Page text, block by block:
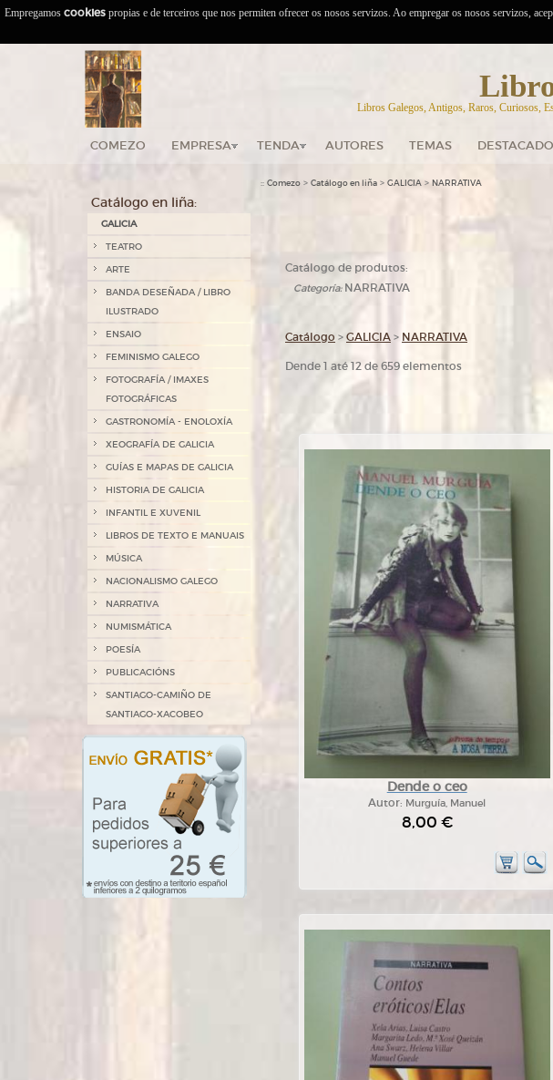
Libros Galegos, Antigos, Raros, Curiosos,
COMEZO EMPRESA TENDA AUTORES TEMAS
Catálogo en liña:
GALICIA
TEATRO
ARTE
BANDA DESEÑADA / LIBRO
ILUSTRADO
ENSAIO
FEMINISMO GALEGO
FOTOGRAFÍA / IMAXES
FOTOGRÁFICAS
GASTRONOMÍA - ENOLOXÍA
XEOGRAFÍA DE GALICIA
GUÍAS E MAPAS DE GALICIA
HISTORIA DE GALICIA
INFANTIL E XUVENIL
LIBROS DE TEXTO E MANUAIS
MÚSICA
NACIONALISMO GALEGO
NARRATIVA
NUMISMÁTICA
POESÍA
PUBLICACIÓNS
SANTIAGO-CAMIÑO DE
SANTIAGO-XACOBEO
:: Comezo > Catálogo en liña > GALICIA > NARRATIVA
Catálogo de produtos:
Categoría:NARRATIVA
Catálogo > GALICIA > NARRATIVA
Dende 1 até 12 de 659 elementos
Dende o ceo
Autor: Murguía, Manuel
8,00 €
Empregamos cookies propias e de terceiros que nos permiten ofrecer os nosos servizos. Ao empregar os nosos servizos,